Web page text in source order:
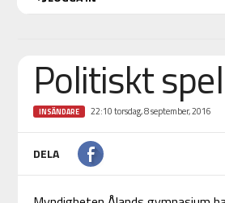
Politiskt
INSÄNDARE 22:10 torsdag, 8 september, 2016
DELA